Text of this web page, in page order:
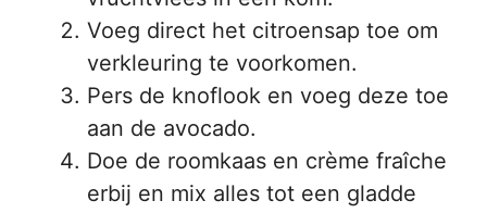
Voeg direct het citroensap toe om
verkleuring te voorkomen.
Pers de knoflook en voeg deze toe
aan de avocado.
Doe de roomkaas en crème fraîche
erbij en mix alles tot een gladde